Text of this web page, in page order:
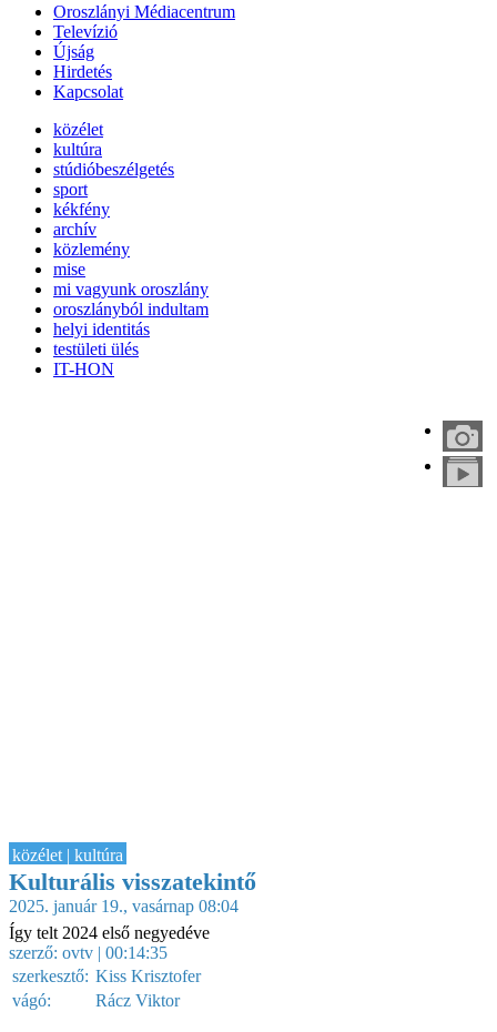
Oroszlányi Médiacentrum
Televízió
Újság
Hirdetés
Kapcsolat
közélet
kultúra
stúdióbeszélgetés
sport
kékfény
archív
közlemény
mise
mi vagyunk oroszlány
oroszlányból indultam
helyi identitás
testületi ülés
IT-HON
közélet | kultúra
Kulturális visszatekintő
2025. január 19., vasárnap 08:04
Így telt 2024 első negyedéve
szerző: ovtv | 00:14:35
szerkesztő: Kiss Krisztofer
vágó:
Rácz Viktor